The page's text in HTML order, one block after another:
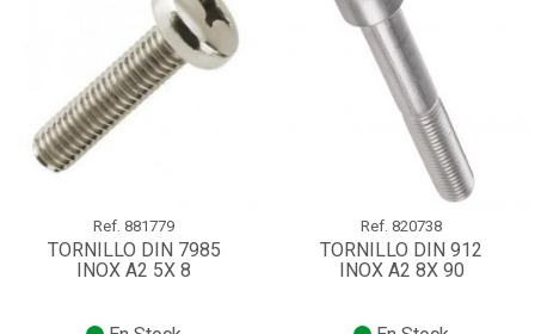
Ref. 881779
TORNILLO DIN 7985
INOX A2 5X 8
Ref. 820738
TORNILLO DIN 912
INOX A2 8X 90